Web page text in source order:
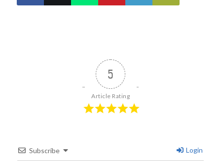
5
Article Rating
Subscribe Login